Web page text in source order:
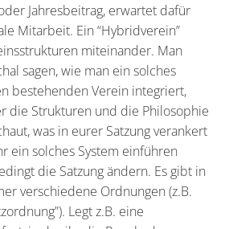
Jahresbeitrag, erwartet dafür
Mitarbeit. Ein “Hybridverein”
miteinander. Man
sagen, wie man ein solches
bestehenden Verein integriert,
die Strukturen und die Philosophie
was in eurer Satzung verankert
ein solches System einführen
die Satzung ändern. Es gibt in
verschiedene Ordnungen (z.B.
Legt z.B. eine